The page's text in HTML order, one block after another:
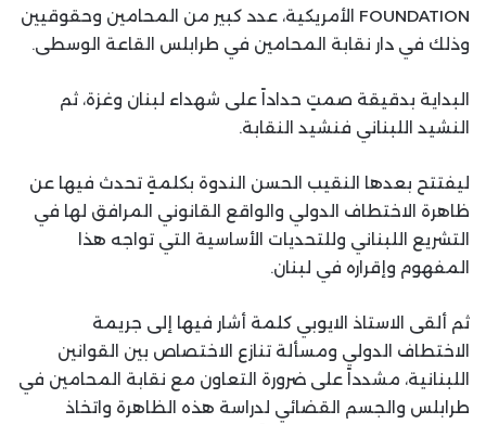
FOUNDATION الأمريكية، عدد كبير من المحامين وحقوقيين
وذلك في دار نقابة المحامين في طرابلس القاعة الوسطى.
البداية بدقيقة صمتٍ حداداً على شهداء لبنان وغزة، ثم
النشيد اللبناني فنشيد النقابة.
ليفتتح بعدها النقيب الحسن الندوة بكلمةٍ تحدث فيها عن
ظاهرة الاختطاف الدولي والواقع القانوني المرافق لها في
التشريع اللبناني وللتحديات الأساسية التي تواجه هذا
المفهوم وإقراره في لبنان.
ثم ألقى الاستاذ الايوبي كلمة أشار فيها إلى جريمة
الاختطاف الدولي ومسألة تنازع الاختصاص بين القوانين
اللبنانية، مشدداً على ضرورة التعاون مع نقابة المحامين في
طرابلس والجسم القضائي لدراسة هذه الظاهرة واتخاذ